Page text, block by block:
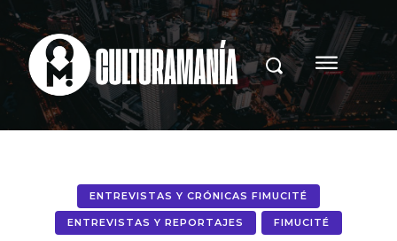
ENTREVISTAS Y CRÓNICAS FIMUCITÉ
ENTREVISTAS Y REPORTAJES FIMUCITÉ